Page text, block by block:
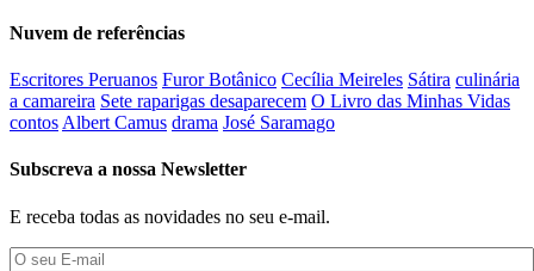
Nuvem de referências
Escritores Peruanos Furor Botânico Cecília Meireles Sátira culinária
a camareira Sete raparigas desaparecem O Livro das Minhas Vidas
contos Albert Camus drama José Saramago
Subscreva a nossa Newsletter
E receba todas as novidades no seu e-mail.